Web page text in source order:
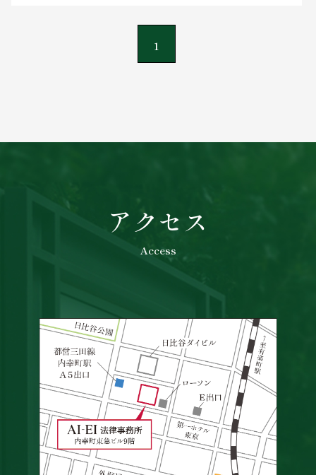
1
アクセス
Access